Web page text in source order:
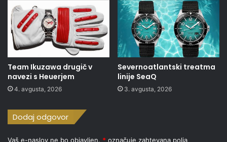
Team Ikuzawa drugič v
navezi s Heuerjem
4. avgusta, 2026
Severnoatlantski treatma
linije SeaQ
3. avgusta, 2026
Dodaj odgovor
Vaš e-naslov ne bo objavljen. * označuje zahtevana polja